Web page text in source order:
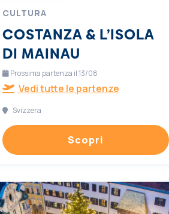
CULTURA
COSTANZA & L’ISOLA
DI MAINAU
Prossima partenza il 13/08
Vedi tutte le partenze
Svizzera
Scopri